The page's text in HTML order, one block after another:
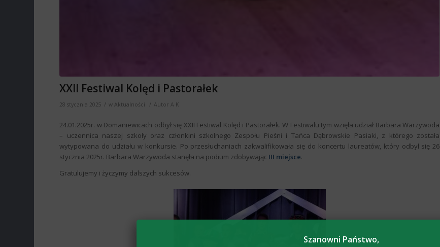
XXII Festiwal Kolęd i Pastorałek
28 stycznia 2025 / w Aktualności / Autor A K
24.01.2025r. w Domaniewicach odbył się XXII Festiwal Kolęd i Pastorałek. W Festiwalu tym wzięła udział Barbara Warzywoda
– uczennica naszej szkoły oraz członkini szkolnego Zespołu Pieśni i Tańca Dąbrowskie Pasiaki, z którego została
wytypowana do udziału w konkursie. Po przesłuchaniach zakwalifikowała się do koncertu laureatów, który odbył się 26
stycznia 2025r. Barbara Warzywoda stanęła na podium zdobywając III miejsce.
Gratulujemy i życzymy dalszych sukcesów.
Szanowni Państwo,